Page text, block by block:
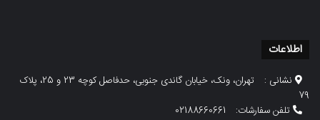
اطلاعات
نشانی :
تهران، ونک، خیابان گاندی جنوبی، حدفاصل کوچه 23 و 25، پلاک
79
تلفن سفارشات:
02188660661